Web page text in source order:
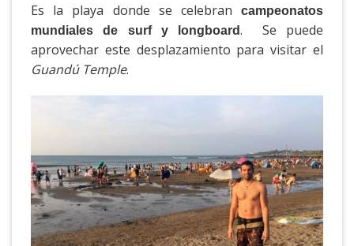
Es la playa donde se celebran
campeonatos
mundiales de surf y longboard. Se puede
aprovechar este desplazamiento para visitar el
Guandú Temple.